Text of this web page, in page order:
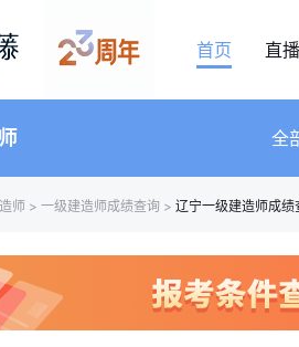
首页 直播
全
师 > 一级建造师成绩查询 > 辽宁一级建造师成绩